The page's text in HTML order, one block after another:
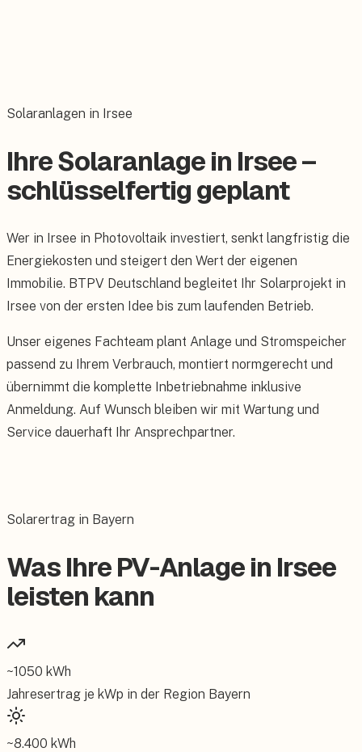
Solaranlagen in Irsee
Ihre Solaranlage in Irsee –
schlüsselfertig geplant
Wer in Irsee in Photovoltaik investiert, senkt langfristig die
Energiekosten und steigert den Wert der eigenen
Immobilie. BTPV Deutschland begleitet Ihr Solarprojekt in
Irsee von der ersten Idee bis zum laufenden Betrieb.
Unser eigenes Fachteam plant Anlage und Stromspeicher
passend zu Ihrem Verbrauch, montiert normgerecht und
übernimmt die komplette Inbetriebnahme inklusive
Anmeldung. Auf Wunsch bleiben wir mit Wartung und
Service dauerhaft Ihr Ansprechpartner.
Solarertrag in Bayern
Was Ihre PV-Anlage in Irsee
leisten kann
~1050 kWh
Jahresertrag je kWp in der Region Bayern
~8.400 kWh